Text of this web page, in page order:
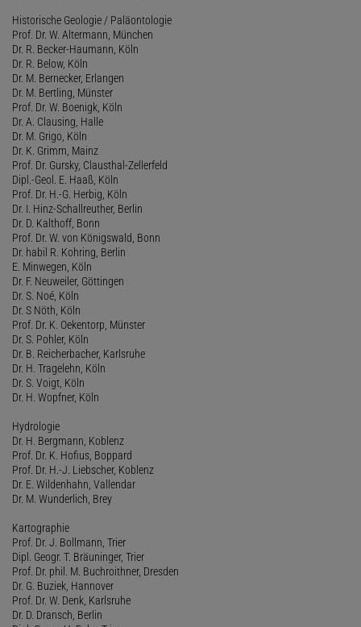
Historische Geologie / Paläontologie
Prof. Dr. W. Altermann, München
Dr. R. Becker-Haumann, Köln
Dr. R. Below, Köln
Dr. M. Bernecker, Erlangen
Dr. M. Bertling, Münster
Prof. Dr. W. Boenigk, Köln
Dr. A. Clausing, Halle
Dr. M. Grigo, Köln
Dr. K. Grimm, Mainz
Prof. Dr. Gursky, Clausthal-Zellerfeld
Dipl.-Geol. E. Haaß, Köln
Prof. Dr. H.-G. Herbig, Köln
Dr. I. Hinz-Schallreuther, Berlin
Dr. D. Kalthoff, Bonn
Prof. Dr. W. von Königswald, Bonn
Dr. habil R. Kohring, Berlin
E. Minwegen, Köln
Dr. F. Neuweiler, Göttingen
Dr. S. Noé, Köln
Dr. S Nöth, Köln
Prof. Dr. K. Oekentorp, Münster
Dr. S. Pohler, Köln
Dr. B. Reicherbacher, Karlsruhe
Dr. H. Tragelehn, Köln
Dr. S. Voigt, Köln
Dr. H. Wopfner, Köln
Hydrologie
Dr. H. Bergmann, Koblenz
Prof. Dr. K. Hofius, Boppard
Prof. Dr. H.-J. Liebscher, Koblenz
Dr. E. Wildenhahn, Vallendar
Dr. M. Wunderlich, Brey
Kartographie
Prof. Dr. J. Bollmann, Trier
Dipl. Geogr. T. Bräuninger, Trier
Prof. Dr. phil. M. Buchroithner, Dresden
Dr. G. Buziek, Hannover
Prof. Dr. W. Denk, Karlsruhe
Dr. D. Dransch, Berlin